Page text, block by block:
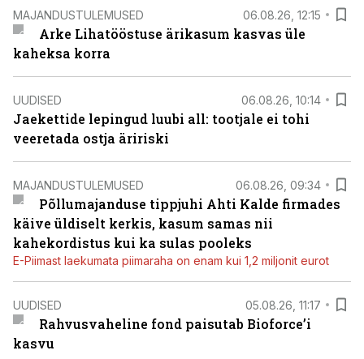
MAJANDUSTULEMUSED 06.08.26, 12:15
Arke Lihatööstuse ärikasum kasvas üle
kaheksa korra
UUDISED 06.08.26, 10:14
Jaekettide lepingud luubi all: tootjale ei tohi
veeretada ostja äririski
MAJANDUSTULEMUSED 06.08.26, 09:34
Põllumajanduse tippjuhi Ahti Kalde firmades
käive üldiselt kerkis, kasum samas nii
kahekordistus kui ka sulas pooleks
E-Piimast laekumata piimaraha on enam kui 1,2 miljonit eurot
UUDISED 05.08.26, 11:17
Rahvusvaheline fond paisutab Bioforce’i
kasvu